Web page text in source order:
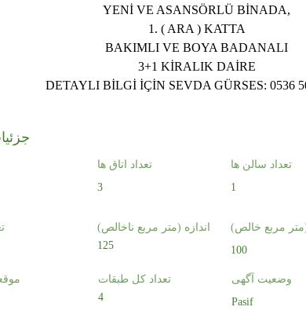
YENİ VE ASANSÖRLÜ BİNADA,
1. ( ARA ) KATTA
BAKIMLI VE BOYA BADANALI
3+1 KİRALIK DAİRE
DETAYLI BİLGİ İÇİN SEVDA GÜRSES: 0536
تعداد اتاق ها
3
تعداد سالن ها
1
اندازه (متر مربع ناخالص)
125
(متر مربع خالص)
100
تعداد کل طبقات
4
وضعیت آگهی
Pasif